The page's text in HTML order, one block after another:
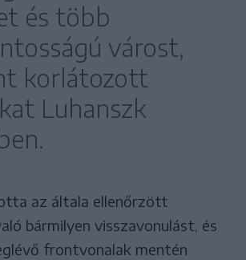
és több
várost,
korlátozott
Luhanszk
az általa ellenőrzött
bármilyen visszavonulást, és
frontvonalak mentén